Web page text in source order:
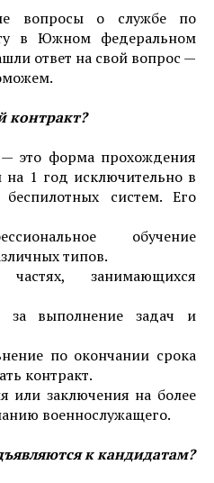
вопросы о службе по
в Южном федеральном
ответ на свой вопрос —
контракт?
это форма прохождения
1 год исключительно в
систем. Его
обучение
типов.
занимающихся
за выполнение задач и
по окончании срока
контракт.
или заключения на более
военнослужащего.
к кандидатам?